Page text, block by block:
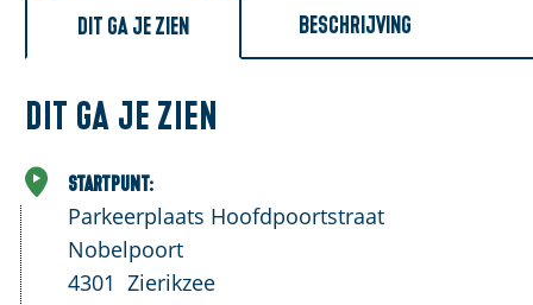
Dit ga je zien Beschrijving
Dit ga je zien
Startpunt:
Parkeerplaats Hoofdpoortstraat
Nobelpoort
4301 Zierikzee